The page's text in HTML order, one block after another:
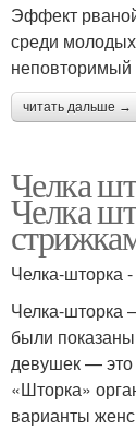
Эффект
среди
неповторимый
читать дальше →
Челка
Челка
Челка-шторка
Челка-шторка
были
девушек —
«Шторка»
варианты